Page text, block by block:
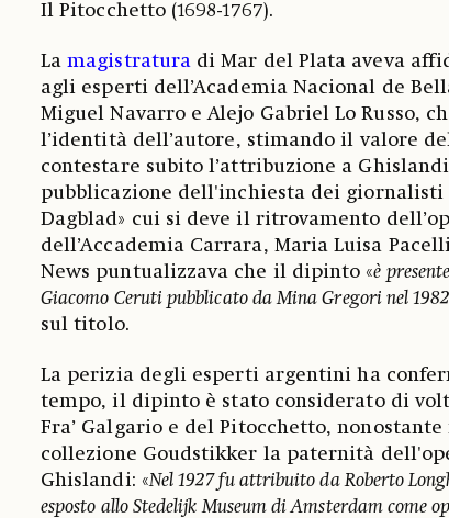
Il Pitocchetto (1698-1767).
La magistratura di Mar del Plata aveva
agli esperti dell’Academia Nacional de
Miguel Navarro e Alejo Gabriel Lo Russo,
l’identità dell’autore, stimando il valore
contestare subito l’attribuzione a
pubblicazione dell'inchiesta dei giornalisti
Dagblad» cui si deve il ritrovamento
dell’Accademia Carrara, Maria Luisa
News puntualizzava che il dipinto «è
Giacomo Ceruti pubblicato da Mina Gregori nel 1982
sul titolo.
La perizia degli esperti argentini ha
tempo, il dipinto è stato considerato di
Fra’ Galgario e del Pitocchetto,
collezione Goudstikker la paternità
Ghislandi: «Nel 1927 fu attribuito da Roberto
esposto allo Stedelijk Museum di Amsterdam come